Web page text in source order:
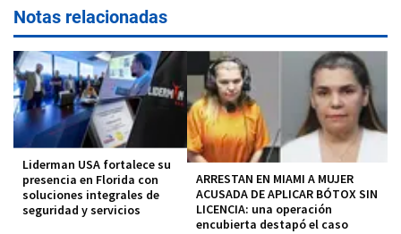
Notas relacionadas
Liderman USA fortalece su
presencia en Florida con
soluciones integrales de
seguridad y servicios
ARRESTAN EN MIAMI A MUJER
ACUSADA DE APLICAR BÓTOX SIN
LICENCIA: una operación
encubierta destapó el caso